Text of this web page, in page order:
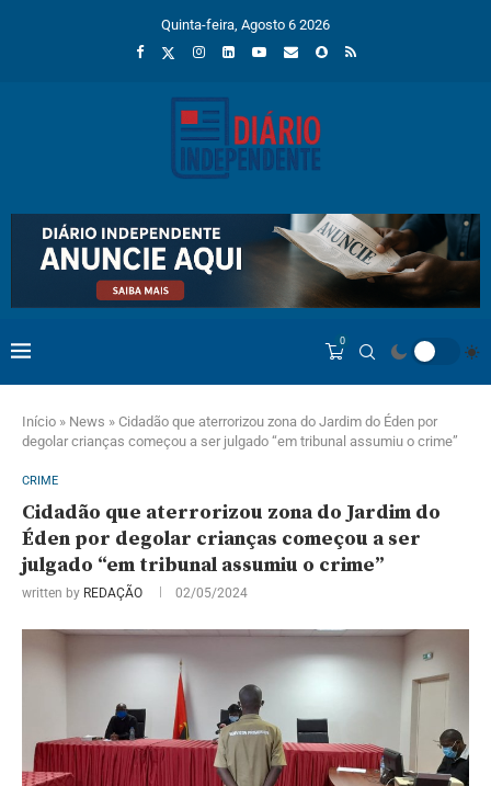
Quinta-feira, Agosto 6 2026
0
Início » News » Cidadão que aterrorizou zona do Jardim do Éden por
degolar crianças começou a ser julgado “em tribunal assumiu o crime”
CRIME
Cidadão que aterrorizou zona do Jardim do
Éden por degolar crianças começou a ser
julgado “em tribunal assumiu o crime”
written by REDAÇÃO 02/05/2024